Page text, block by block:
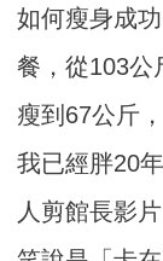
如何瘦身成
餐，從103公
瘦到67公斤
我已經胖20
人剪館長影